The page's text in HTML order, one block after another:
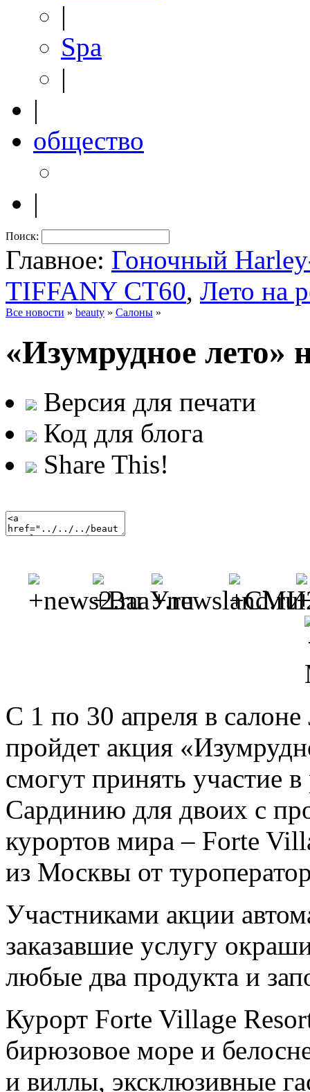
|
Spa
|
|
общество
|
Поиск:
Главное: Гоночный
TIFFANY CT60, Лето на
Все новости » beauty » Салоны »
«Изумрудное
Версия для печати
Код для блога
Share This!
С 1 по 30 апреля в
пройдет акция
смогут принять участие
Сардинию для двоих с
курортов мира – Forte
из Москвы от
Участниками акции
заказавшие услугу
любые два продукта и
Курорт Forte Village
бирюзовое море и
и виллы, эксклюзивные